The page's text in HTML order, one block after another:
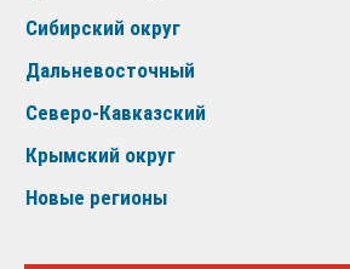
Сибирский округ
Дальневосточный
Северо-Кавказский
Крымский округ
Новые регионы